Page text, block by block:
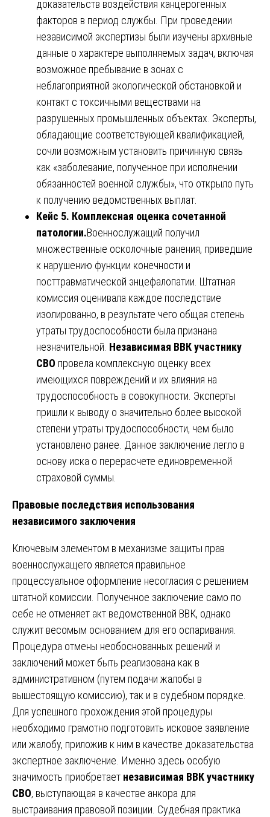
доказательств воздействия канцерогенных
факторов в период службы. При проведении
независимой экспертизы были изучены архивные
данные о характере выполняемых задач, включая
возможное пребывание в зонах с
неблагоприятной экологической обстановкой и
контакт с токсичными веществами на
разрушенных промышленных объектах. Эксперты,
обладающие соответствующей квалификацией,
сочли возможным установить причинную связь
как «заболевание, полученное при исполнении
обязанностей военной службы», что открыло путь
к получению ведомственных выплат.
Кейс 5. Комплексная оценка сочетанной
патологии.Военнослужащий получил
множественные осколочные ранения, приведшие
к нарушению функции конечности и
посттравматической энцефалопатии. Штатная
комиссия оценивала каждое последствие
изолированно, в результате чего общая степень
утраты трудоспособности была признана
незначительной. Независимая ВВК участнику
СВО провела комплексную оценку всех
имеющихся повреждений и их влияния на
трудоспособность в совокупности. Эксперты
пришли к выводу о значительно более высокой
степени утраты трудоспособности, чем было
установлено ранее. Данное заключение легло в
основу иска о перерасчете единовременной
страховой суммы.
Правовые последствия использования
независимого заключения
Ключевым элементом в механизме защиты прав
военнослужащего является правильное
процессуальное оформление несогласия с решением
штатной комиссии. Полученное заключение само по
себе не отменяет акт ведомственной ВВК, однако
служит весомым основанием для его оспаривания.
Процедура отмены необоснованных решений и
заключений может быть реализована как в
административном (путем подачи жалобы в
вышестоящую комиссию), так и в судебном порядке.
Для успешного прохождения этой процедуры
необходимо грамотно подготовить исковое заявление
или жалобу, приложив к ним в качестве доказательства
экспертное заключение. Именно здесь особую
значимость приобретает независимая ВВК участнику
СВО, выступающая в качестве анкора для
выстраивания правовой позиции. Судебная практика